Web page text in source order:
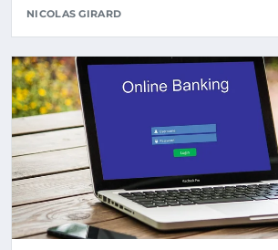
NICOLAS GIRARD